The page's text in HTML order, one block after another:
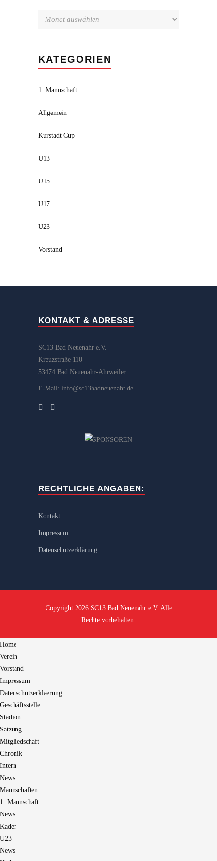
KATEGORIEN
1. Mannschaft
Allgemein
Kurstadt Cup
U13
U15
U17
U23
Vorstand
KONTAKT & ADRESSE
SC13 Bad Neuenahr e.V.
Kreuzstraße 110
53474 Bad Neuenahr-Ahrweiler
E-Mail: info@sc13badneuenahr.de
RECHTLICHE ANGABEN:
Kontakt
Impressum
Datenschutzerklärung
Copyright 2026 SC13 Bad Neuenahr e.V. Alle
Rechte vorbehalten.
Home
Verein
Vorstand
Impressum
Datenschutzerklaerung
Geschäftsstelle
Stadion
Satzung
Mitgliedschaft
Chronik
Intern
News
Mannschaften
1. Mannschaft
News
Kader
U23
News